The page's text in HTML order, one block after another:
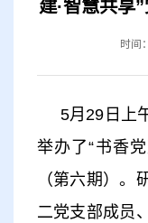
建·智慧共享
时间
5月29 日上
举办了“书香
（第六期）。
二党支部成员